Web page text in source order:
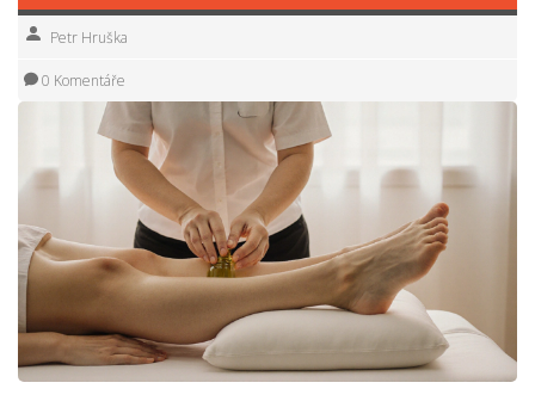
Petr Hruška
0 Komentáře